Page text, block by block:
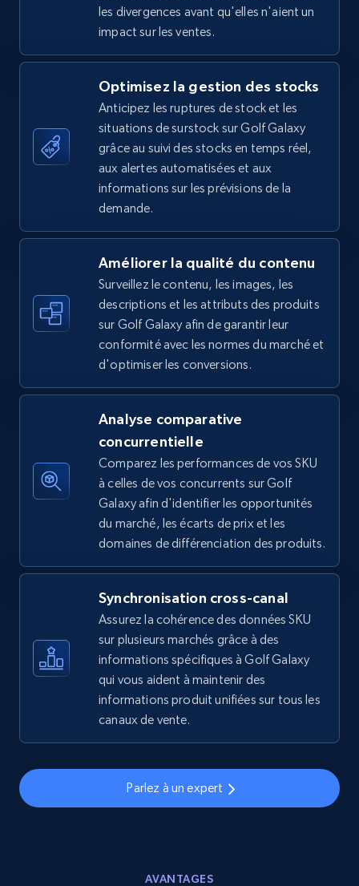
TikTok Shop - discover records by shop url
URL, Title, Available, Description, Currency, Initial
price, Final price, Discount percent, and more.
668+ Commencer
Amazon sellers info
Seller id, URL, Seller name, Description, Detailed
info, Stars, Feedbacks, Return policy, and more.
378+ Commencer
URL, Product id, Title, Seller name, Seller rating,
Seller reviews, Breadcrumbs, Root category, and
more.
Commencer
eBay - Gather data on products using
specified keywords
URL, Product id, Title, Seller name, Seller rating,
Seller reviews, Breadcrumbs, Root category, and
les divergences avant qu'elles n'aient un
impact sur les ventes.
Optimisez la gestion des stocks
Anticipez les ruptures de stock et les
situations de surstock sur Golf Galaxy
grâce au suivi des stocks en temps réel,
aux alertes automatisées et aux
informations sur les prévisions de la
demande.
Améliorer la qualité du contenu
Surveillez le contenu, les images, les
descriptions et les attributs des produits
sur Golf Galaxy afin de garantir leur
conformité avec les normes du marché et
d'optimiser les conversions.
Analyse comparative
concurrentielle
Comparez les performances de vos SKU
à celles de vos concurrents sur Golf
Galaxy afin d'identifier les opportunités
du marché, les écarts de prix et les
domaines de différenciation des produits.
Synchronisation cross-canal
Assurez la cohérence des données SKU
sur plusieurs marchés grâce à des
informations spécifiques à Golf Galaxy
qui vous aident à maintenir des
informations produit unifiées sur tous les
canaux de vente.
Parlez à un expert
AVANTAGES